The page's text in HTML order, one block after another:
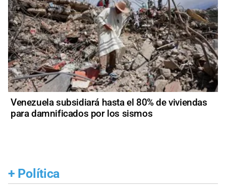
Venezuela subsidiará hasta el 80% de viviendas
para damnificados por los sismos
+ Política